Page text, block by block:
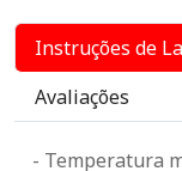
Instruções de
Avaliações
- Temperatura